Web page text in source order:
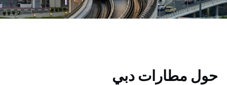
حول مطارات دبي